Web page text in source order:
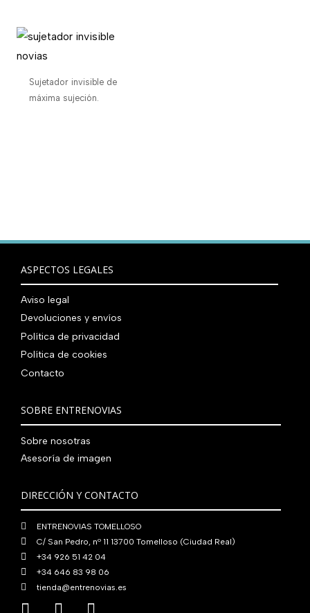
Sujetador invisible de
máxima sujeción.
ASPECTOS LEGALES
Aviso legal
Devoluciones y envíos
Política de privacidad
Política de cookies
Contacto
SOBRE ENTRENOVIAS
Sobre nosotras
Asesoría de imagen
DIRECCIÓN Y CONTACTO
ENTRENOVIAS TOMELLOSO
C/ San Pedro, nº 11 13700 Tomelloso (Ciudad Real)
+34 926 51 42 04
+34 646 83 98 06
tienda@entrenovias.es